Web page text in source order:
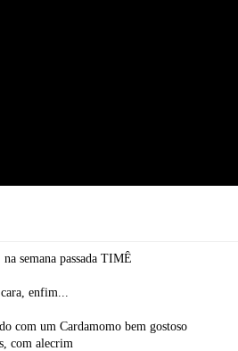
semana passada TIMÊ
enfim...
com um Cardamomo bem gostoso
com alecrim